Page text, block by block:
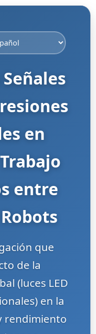
en
entre
que
de la
(luces LED
en la
rendimiento